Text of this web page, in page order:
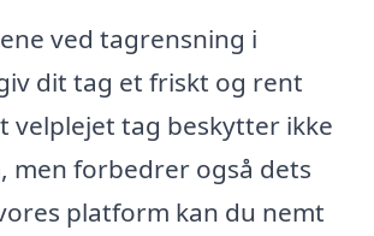
ved tagrensning i
dit tag et friskt og rent
velplejet tag beskytter ikke
men forbedrer også dets
platform kan du nemt